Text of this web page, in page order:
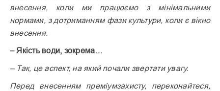
внесення, коли ми працюємо з мінімальними
нормами, з дотриманням фази культури, коли є вікно
внесення.
– Якість води, зокрема…
– Так, це аспект, на який почали звертати увагу.
Перед внесенням преміумзахисту, переконайтеся,